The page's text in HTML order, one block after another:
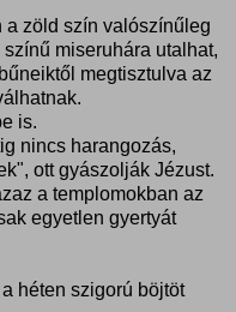
a zöld szín valószínűleg
miseruhára utalhat,
megtisztulva az
is.
nincs harangozás,
ott gyászolják Jézust.
a templomokban az
egyetlen gyertyát
héten szigorú böjtöt